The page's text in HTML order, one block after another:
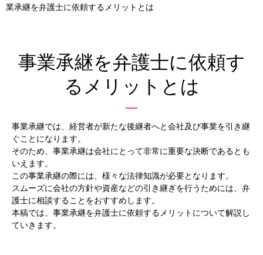
業承継を弁護士に依頼するメリットとは
事業承継を弁護士に依頼す
るメリットとは
事業承継では、経営者が新たな後継者へと会社及び事業を引き継
ぐことになります。
そのため、事業承継は会社にとって非常に重要な決断であるとも
いえます。
この事業承継の際には、様々な法律知識が必要となります。
スムーズに会社の方針や資産などの引き継ぎを行うためには、弁
護士に相談することをおすすめします。
本稿では、事業承継を弁護士に依頼するメリットについて解説し
ていきます。